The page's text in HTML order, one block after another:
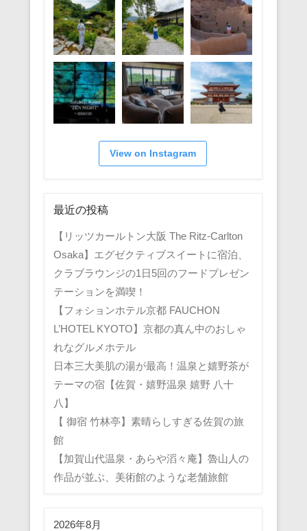
View on Instagram
最近の投稿
【リッツカールトン大阪 The Ritz-Carlton
Osaka】エグゼクティブスイートに宿泊、
クラブラウンジの1日5回のフードプレゼン
テーションを満喫！
【フォションホテル京都 FAUCHON
L’HOTEL KYOTO】京都の真ん中のおしゃ
れなグルメホテル
日本三大美肌の湯が最高！温泉と嬉野茶が
テーマの宿【佐賀・嬉野温泉 嬉野 八十
八】
【 御宿 竹林亭】素晴らしすぎる佐賀の旅
館
【加賀山代温泉・あらや滔々庵】魯山人の
作品が並ぶ、美術館のような老舗旅館
2026年8月